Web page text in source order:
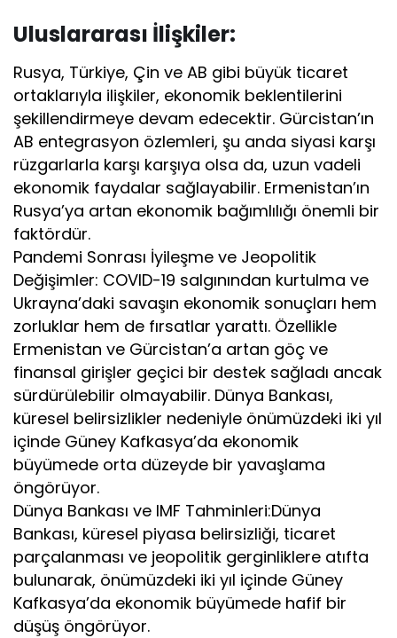
Uluslararası İlişkiler:
Rusya, Türkiye, Çin ve AB gibi büyük ticaret
ortaklarıyla ilişkiler, ekonomik beklentilerini
şekillendirmeye devam edecektir. Gürcistan’ın
AB entegrasyon özlemleri, şu anda siyasi karşı
rüzgarlarla karşı karşıya olsa da, uzun vadeli
ekonomik faydalar sağlayabilir. Ermenistan’ın
Rusya’ya artan ekonomik bağımlılığı önemli bir
faktördür.
Pandemi Sonrası İyileşme ve Jeopolitik
Değişimler: COVID-19 salgınından kurtulma ve
Ukrayna’daki savaşın ekonomik sonuçları hem
zorluklar hem de fırsatlar yarattı. Özellikle
Ermenistan ve Gürcistan’a artan göç ve
finansal girişler geçici bir destek sağladı ancak
sürdürülebilir olmayabilir. Dünya Bankası,
küresel belirsizlikler nedeniyle önümüzdeki iki yıl
içinde Güney Kafkasya’da ekonomik
büyümede orta düzeyde bir yavaşlama
öngörüyor.
Dünya Bankası ve IMF Tahminleri:Dünya
Bankası, küresel piyasa belirsizliği, ticaret
parçalanması ve jeopolitik gerginliklere atıfta
bulunarak, önümüzdeki iki yıl içinde Güney
Kafkasya’da ekonomik büyümede hafif bir
düşüş öngörüyor.